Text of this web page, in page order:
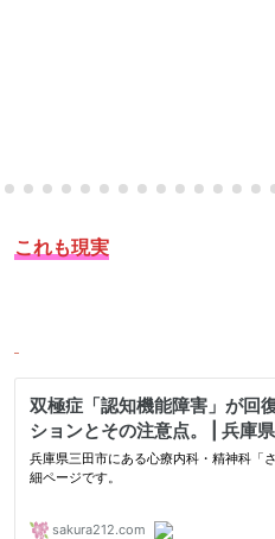
これも現実